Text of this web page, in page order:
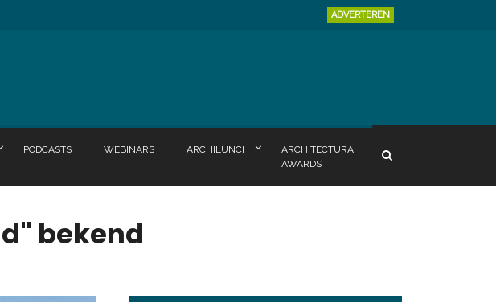
ADVERTEREN
PODCASTS WEBINARS ARCHILUNCH
ARCHITECTURA
AWARDS
bekend